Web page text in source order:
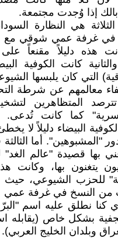
بالك إذا وُجدت مجتمعة.
هي النظارة
في غرفة عمي شوقي مع
هذه دليلاً مقنعاً
كانت الكوفية
التي كان يلبسها
معالمهم عن شرطة
تترصد المتظاهرين
كما كانت تُدعى.
البيضاء دليلاً لا
"المشبوهين". أما
بها قصيدة "عالم الغد"
يتغنون بها، وكانت
للحزب الشيوعي،
النسخ في غرفة عمي
كنا نطلق عليه اسم
بشكل خاص (يقابله
وبلدان الخليج العربي).